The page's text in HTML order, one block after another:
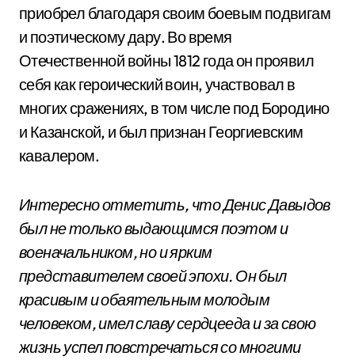
приобрел благодаря своим боевым подвигам
и поэтическому дару. Во время
Отечественной войны 1812 года он проявил
себя как героический воин, участвовал в
многих сражениях, в том числе под Бородино
и Казанской, и был признан Георгиевским
кавалером.
Интересно отметить, что Денис Давыдов
был не только выдающимся поэтом и
военачальником, но и ярким
представителем своей эпохи. Он был
красивым и обаятельным молодым
человеком, имел славу сердцееда и за свою
жизнь успел повстречаться со многими